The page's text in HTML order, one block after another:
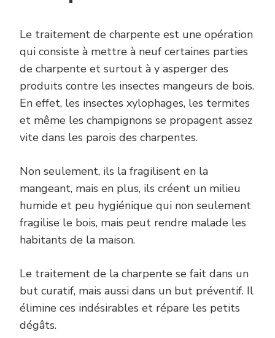
Le traitement de charpente est une opération
qui consiste à mettre à neuf certaines parties
de charpente et surtout à y asperger des
produits contre les insectes mangeurs de bois.
En effet, les insectes xylophages, les termites
et même les champignons se propagent assez
vite dans les parois des charpentes.
Non seulement, ils la fragilisent en la
mangeant, mais en plus, ils créent un milieu
humide et peu hygiénique qui non seulement
fragilise le bois, mais peut rendre malade les
habitants de la maison.
Le traitement de la charpente se fait dans un
but curatif, mais aussi dans un but préventif. Il
élimine ces indésirables et répare les petits
dégâts.